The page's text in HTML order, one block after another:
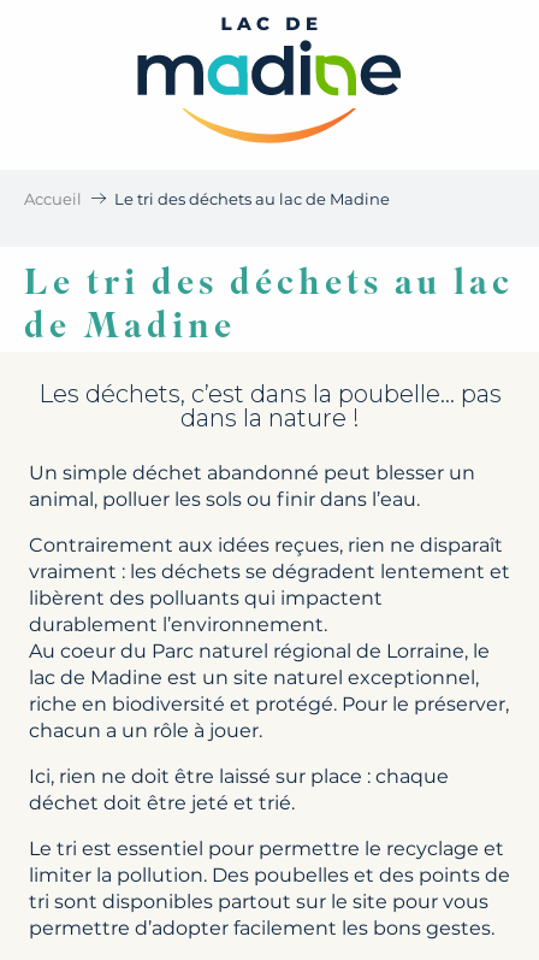
Accueil Le tri des déchets au lac de Madine
Le tri des déchets au lac
de Madine
Les déchets, c’est dans la poubelle… pas
dans la nature !
Un simple déchet abandonné peut blesser un
animal, polluer les sols ou finir dans l’eau.
Contrairement aux idées reçues, rien ne disparaît
vraiment : les déchets se dégradent lentement et
libèrent des polluants qui impactent
durablement l’environnement.
Au coeur du Parc naturel régional de Lorraine, le
lac de Madine est un site naturel exceptionnel,
riche en biodiversité et protégé. Pour le préserver,
chacun a un rôle à jouer.
Ici, rien ne doit être laissé sur place : chaque
déchet doit être jeté et trié.
Le tri est essentiel pour permettre le recyclage et
limiter la pollution. Des poubelles et des points de
tri sont disponibles partout sur le site pour vous
permettre d’adopter facilement les bons gestes.